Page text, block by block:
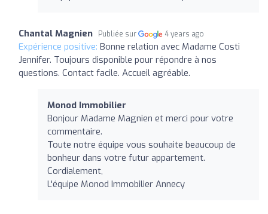
Chantal Magnien Publiée sur 4 years ago
Expérience positive: Bonne relation avec Madame Costi
Jennifer. Toujours disponible pour répondre à nos
questions. Contact facile. Accueil agréable.
Monod Immobilier
Bonjour Madame Magnien et merci pour votre
commentaire.
Toute notre équipe vous souhaite beaucoup de
bonheur dans votre futur appartement.
Cordialement,
L'équipe Monod Immobilier Annecy